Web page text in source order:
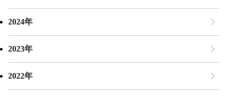
2024年
2023年
2022年